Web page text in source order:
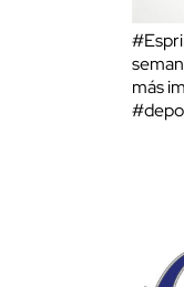
más